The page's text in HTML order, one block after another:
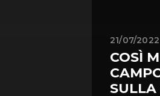
21/07/2022
COSÌ
SULLA